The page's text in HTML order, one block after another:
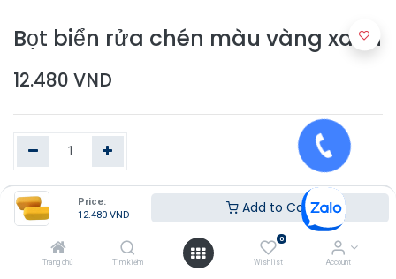
Price:
12.480 VND Add to Cart
Trang chủ Tìm kiếm
0
Wishlist Account
Bọt biển rửa chén màu vàng xanh
12.480 VND
Thêm vào giỏ hàng